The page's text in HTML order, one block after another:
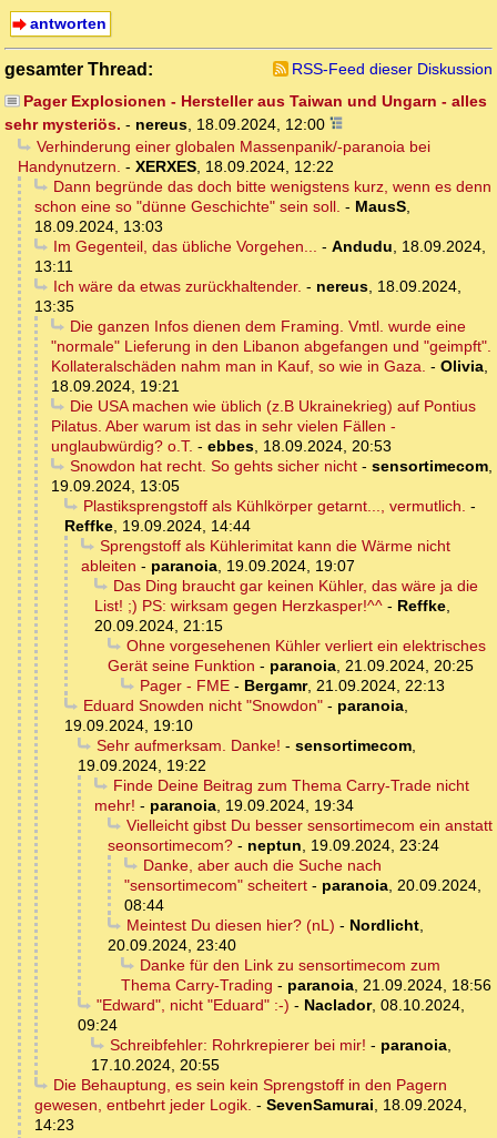
antworten
gesamter Thread:
RSS-Feed dieser Diskussion
Pager Explosionen - Hersteller aus Taiwan und Ungarn - alles
sehr mysteriös. - nereus, 18.09.2024, 12:00
Verhinderung einer globalen Massenpanik/-paranoia bei
Handynutzern. - XERXES, 18.09.2024, 12:22
Dann begründe das doch bitte wenigstens kurz, wenn es denn
schon eine so "dünne Geschichte" sein soll. - MausS,
18.09.2024, 13:03
Im Gegenteil, das übliche Vorgehen... - Andudu, 18.09.2024,
13:11
Ich wäre da etwas zurückhaltender. - nereus, 18.09.2024,
13:35
Die ganzen Infos dienen dem Framing. Vmtl. wurde eine
"normale" Lieferung in den Libanon abgefangen und "geimpft".
Kollateralschäden nahm man in Kauf, so wie in Gaza. - Olivia,
18.09.2024, 19:21
Die USA machen wie üblich (z.B Ukrainekrieg) auf Pontius
Pilatus. Aber warum ist das in sehr vielen Fällen -
unglaubwürdig? o.T. - ebbes, 18.09.2024, 20:53
Snowdon hat recht. So gehts sicher nicht- sensortimecom,
19.09.2024, 13:05
Plastiksprengstoff als Kühlkörper getarnt..., vermutlich. -
Reffke, 19.09.2024, 14:44
Sprengstoff als Kühlerimitat kann die Wärme nicht
ableiten - paranoia, 19.09.2024, 19:07
Das Ding braucht gar keinen Kühler, das wäre ja die
List! ;) PS: wirksam gegen Herzkasper!^^ - Reffke,
20.09.2024, 21:15
Ohne vorgesehenen Kühler verliert ein elektrisches
Gerät seine Funktion - paranoia, 21.09.2024, 20:25
Pager - FME- Bergamr, 21.09.2024, 22:13
Eduard Snowden nicht "Snowdon"- paranoia,
19.09.2024, 19:10
Sehr aufmerksam. Danke! - sensortimecom,
19.09.2024, 19:22
Finde Deine Beitrag zum Thema Carry-Trade nicht
mehr! - paranoia, 19.09.2024, 19:34
Vielleicht gibst Du besser sensortimecom ein anstatt
seonsortimecom? - neptun, 19.09.2024, 23:24
Danke, aber auch die Suche nach
"sensortimecom" scheitert - paranoia, 20.09.2024,
08:44
Meintest Du diesen hier? (nL) - Nordlicht,
20.09.2024, 23:40
Danke für den Link zu sensortimecom zum
Thema Carry-Trading - paranoia, 21.09.2024, 18:56
"Edward", nicht "Eduard" :-) - Naclador, 08.10.2024,
09:24
Schreibfehler: Rohrkrepierer bei mir! - paranoia,
17.10.2024, 20:55
Die Behauptung, es sein kein Sprengstoff in den Pagern
gewesen, entbehrt jeder Logik. - SevenSamurai, 18.09.2024,
14:23